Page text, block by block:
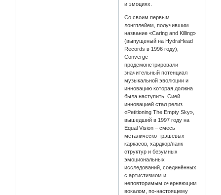
и эмоциях.
Со своим первым
лонгплейем, получившим
название «Caring and Killing»
(выпущеный на HydraHead
Records в 1996 году),
Converge
продемонстрировали
значительный потенциал
музыкальной эволюции и
инновацию которая должна
была наступить. Сией
инновацией стал релиз
«Petitioning The Empty Sky»,
вышедший в 1997 году на
Equal Vision – смесь
металическо-трэшевых
каркасов, хардкор/панк
структур и безумных
эмоциональных
исследований, соединённых
с артистизмом и
неповторимым очерняющим
вокалом, по-настоящему